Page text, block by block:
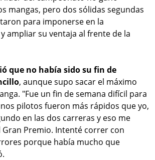
mangas, pero dos sólidas segundas
para imponerse en la
ampliar su ventaja al frente de la
que no había sido su fin de
, aunque supo sacar el máximo
"Fue un fin de semana difícil para
pilotos fueron más rápidos que yo,
en las dos carreras y eso me
Premio. Intenté correr con
porque había mucho que